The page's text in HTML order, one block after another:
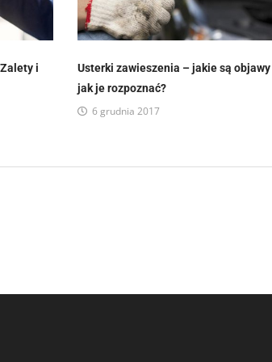
i
Usterki zawieszenia – jakie są objawy
jak je rozpoznać?
6 grudnia 2017